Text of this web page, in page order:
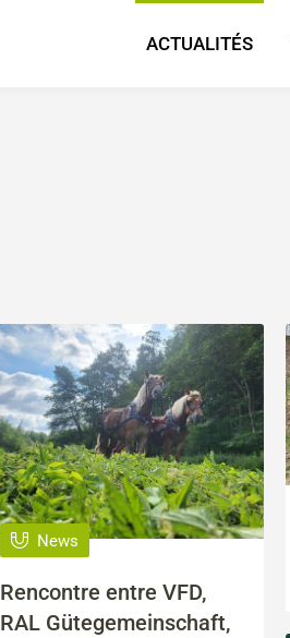
ACTUALITÉS
News
Rencontre entre VFD,
RAL Gütegemeinschaft,